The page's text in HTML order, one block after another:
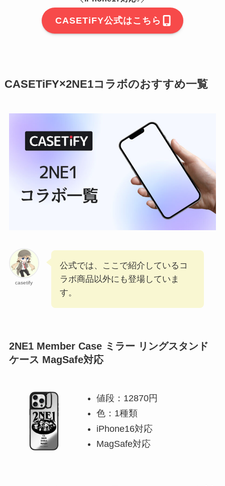
CASETiFY公式はこちら
CASETiFY×2NE1コラボのおすすめ一覧
casetify
公式では、ここで紹介しているコ
ラボ商品以外にも登場していま
す。
2NE1 Member Case ミラー リングスタンド
ケース MagSafe対応
値段：12870円
色：1種類
iPhone16対応
MagSafe対応